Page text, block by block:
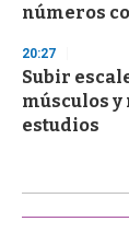
números
20:27
Subir
músculos
estudios